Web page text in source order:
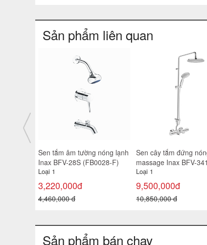
Sản phẩm liên quan
Sen tắm âm tường nóng lạnh
Inax BFV-81SEC
Loại 1
10,650,000đ
12,460,000 đ
Sen tắm âm tường
Inax BFV-81SEHC
Loại 1
10,650,000đ
13,080,000 đ
Sản phẩm bán chạy